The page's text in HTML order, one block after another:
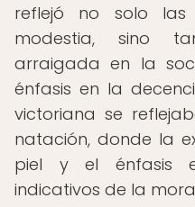
reflejó no solo
modestia, sino
arraigada en la
énfasis en la
victoriana se
natación, donde la
piel y el énfasis
indicativos de la